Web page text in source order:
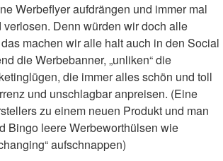
Werbeflyer aufdrängen und immer mal
Denn würden wir doch alle
machen wir alle halt auch in den Social
die Werbebanner, „unliken“ die
die immer alles schön und toll
und unschlagbar anpreisen. (Eine
zu einem neuen Produkt und man
Bingo leere Werbeworthülsen wie
aufschnappen)